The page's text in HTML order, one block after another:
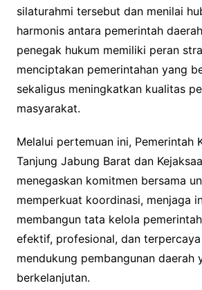
silaturahmi tersebut dan menilai
harmonis antara pemerintah
penegak hukum memiliki peran
menciptakan pemerintahan yang
sekaligus meningkatkan kualitas
masyarakat.
Melalui pertemuan ini, Pemerintah
Tanjung Jabung Barat dan
menegaskan komitmen bersama
memperkuat koordinasi, menjaga
membangun tata kelola
efektif, profesional, dan
mendukung pembangunan daerah
berkelanjutan.